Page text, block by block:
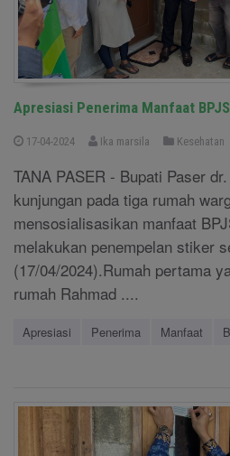
Apresiasi Penerima Manfaat
17-04-2024 Ika marsila Kesehatan
TANA PASER - Bupati Paser
kunjungan pada tiga rumah
mensosialisasikan manfaat
melakukan penempelan stiker
(17/04/2024).Rumah pertama
rumah Rahmad ....
Apresiasi Penerima Manfaat